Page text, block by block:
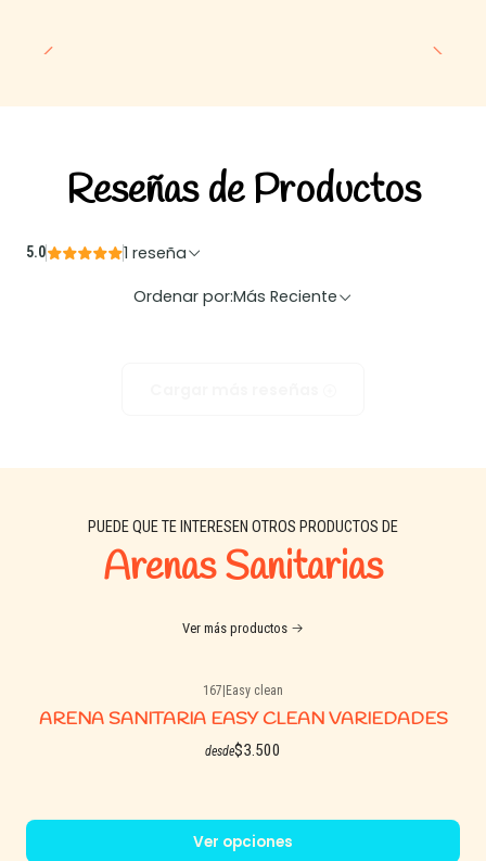
Reseñas de Productos
5.0
1 reseña
Ordenar por:Más Reciente
PUEDE QUE TE INTERESEN OTROS PRODUCTOS DE
Arenas Sanitarias
Ver más productos
167|Easy clean
ARENA SANITARIA EASY CLEAN VARIEDADES
desde$3.500
Ver opciones